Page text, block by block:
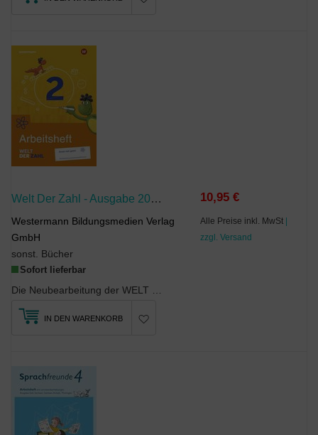
Welt Der Zahl - Ausgabe 2022 Für Berlin, Brandenburg, Mecklenburg-Vorpommern, Sachsen-Anhalt Und Thüringen
Westermann Bildungsmedien Verlag
GmbH
sonst. Bücher
Sofort lieferbar
10,95 €
Alle Preise inkl. MwSt |
zzgl. Versand
IN DEN WARENKORB